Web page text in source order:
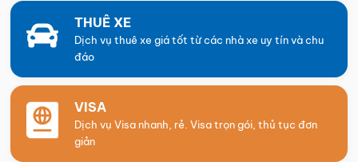
THUÊ XE
Dịch vụ thuê xe giá tốt từ các nhà xe uy tín và chu
đáo
VISA
Dịch vụ Visa nhanh, rẻ. Visa trọn gói, thủ tục đơn
giản